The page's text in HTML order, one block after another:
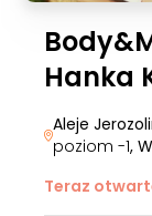
Hanka
Aleje
poziom -1,
Teraz